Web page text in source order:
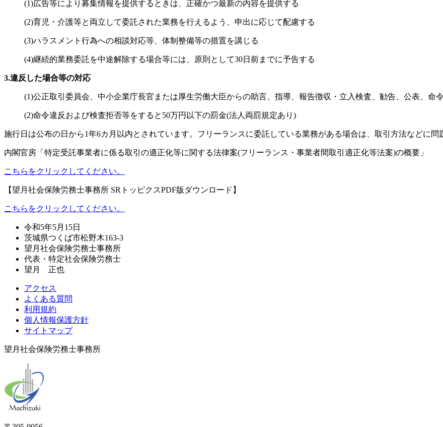
(1)広告等により募集情報を提供するときは、正確かつ最新の内容を提供する
(2)育児・介護等と両立して委託された業務を行えるよう、申出に応じて配慮する
(3)ハラスメント行為への相談対応等、体制整備等の措置を講じる
(4)継続的業務委託を中途解除する場合等には、原則として30日前までに予告する
3.違反した場合等の対応
(1)公正取引委員会、中小企業庁長官または厚生労働大臣からの助言、指導、報告徴収・立入検査、勧告、公表、命令
(2)命令違反および検査拒否等をすると50万円以下の罰金(法人両罰規定あり)
施行日は公布の日から1年6カ月以内とされています。フリーランスに委託している業務がある場合は、取引方法などに問
内閣官房「特定受託事業者に係る取引の適正化等に関する法律案(フリーランス・事業者間取引適正化等法案)の概要」
こちらをクリックしてください。
【望月社会保険労務士事務所 SRトッピクスPDF版ダウンロード】
こちらをクリックしてください。
令和5年5月15日
茨城県つくば市松野木163-3
望月社会保険労務士事務所
代表・特定社会保険労務士
望月 正也
アクセス
よくある質問
利用規約
個人情報保護方針
サイトマップ
望月社会保険労務士事務所